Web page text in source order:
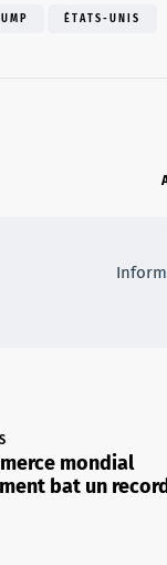
ÉTATS-UNIS
mondial
bat un